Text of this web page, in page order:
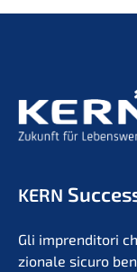
KERN
Gli impren­di­to­ri
zio­na­le sicuro